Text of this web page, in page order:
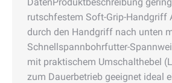
rutschfestem Soft-Grip-Handgriff
durch den Handgriff nach unten
Schnellspannbohrfutter-
mit praktischem Umschalthebel
zum Dauerbetrieb geeignet ideal